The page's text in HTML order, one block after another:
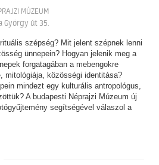
MÚZEUM
György út 35.
szépség? Mit jelent szépnek lenni
ünnepein? Hogyan jelenik meg a
forgatagában a mebengokre
mitológiája, közösségi identitása?
mindezt egy kulturális antropológus,
A budapesti Néprajzi Múzeum új
segítségével válaszol a